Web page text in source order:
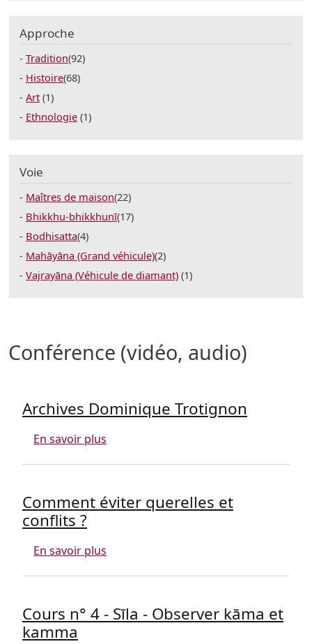
Conférence (vidéo, audio)
Archives Dominique Trotignon
En savoir plus
Comment éviter querelles et
conflits ?
En savoir plus
Cours n° 4 - Sīla - Observer kāma et
kamma
Approche
Tradition(92)
Histoire(68)
Art (1)
Ethnologie (1)
Voie
Maîtres de maison(22)
Bhikkhu-bhikkhunī(17)
Bodhisatta(4)
Mahāyāna (Grand véhicule)(2)
Vajrayāna (Véhicule de diamant) (1)